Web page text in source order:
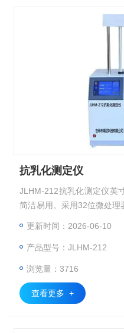
抗乳化测定仪
JLHM-212抗乳化测定仪英
简洁易用。采用32位微处理
搅拌结束自动升起。
更新时间：2026-06-10
产品型号：JLHM-212
浏览量：3716
查看更多 +